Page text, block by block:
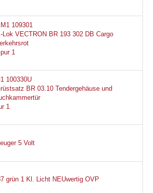
109301
Lok VECTRON BR 193 302 DB Cargo
1
100330U
BR 03.10 Tendergehäuse und
1
5 Volt
grün 1 Kl. Licht NEUwertig OVP